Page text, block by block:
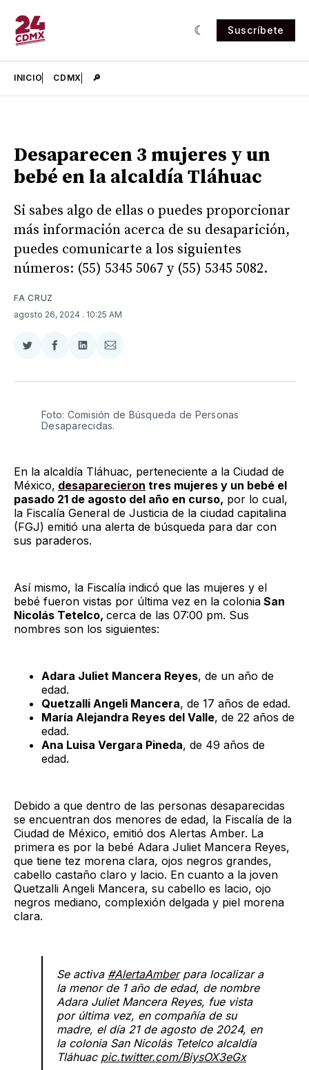
Suscríbete
INICIO CDMX 🔎
Desaparecen 3 mujeres y un
bebé en la alcaldía Tláhuac
Si sabes algo de ellas o puedes proporcionar
más información acerca de su desaparición,
puedes comunicarte a los siguientes
números: (55) 5345 5067 y (55) 5345 5082.
FA CRUZ
agosto 26, 2024 . 10:25 AM
Compartir
Twitter
Compartir
Facebook
Compartir
LinkedIn
Compartir
Email
Foto: Comisión de Búsqueda de Personas
Desaparecidas.
En la alcaldía Tláhuac, perteneciente a la Ciudad de
México, desaparecieron tres mujeres y un bebé el
pasado 21 de agosto del año en curso, por lo cual,
la Fiscalía General de Justicia de la ciudad capitalina
(FGJ) emitió una alerta de búsqueda para dar con
sus paraderos.
Así mismo, la Fiscalía indicó que las mujeres y el
bebé fueron vistas por última vez en la colonia San
Nicolás Tetelco, cerca de las 07:00 pm. Sus
nombres son los siguientes:
Adara Juliet Mancera Reyes, de un año de
edad.
Quetzalli Angeli Mancera, de 17 años de edad.
María Alejandra Reyes del Valle, de 22 años de
edad.
Ana Luisa Vergara Pineda, de 49 años de
edad.
Debido a que dentro de las personas desaparecidas
se encuentran dos menores de edad, la Fiscalía de la
Ciudad de México, emitió dos Alertas Amber. La
primera es por la bebé Adara Juliet Mancera Reyes,
que tiene tez morena clara, ojos negros grandes,
cabello castaño claro y lacio. En cuanto a la joven
Quetzalli Angeli Mancera, su cabello es lacio, ojo
negros mediano, complexión delgada y piel morena
clara.
Se activa #AlertaAmberpara localizar a
la menor de 1 año de edad, de nombre
Adara Juliet Mancera Reyes, fue vista
por última vez, en compañía de su
madre, el día 21 de agosto de 2024, en
la colonia San Nicolás Tetelco alcaldía
Tláhuac pic.twitter.com/BiysOX3eGx